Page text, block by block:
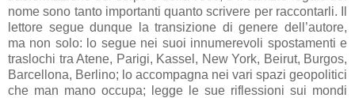
nome sono tanto importanti quanto scrivere per raccontarli. Il
lettore segue dunque la transizione di genere dell’autore,
ma non solo: lo segue nei suoi innumerevoli spostamenti e
traslochi tra Atene, Parigi, Kassel, New York, Beirut, Burgos,
Barcellona, Berlino; lo accompagna nei vari spazi geopolitici
che man mano occupa; legge le sue riflessioni sui mondi